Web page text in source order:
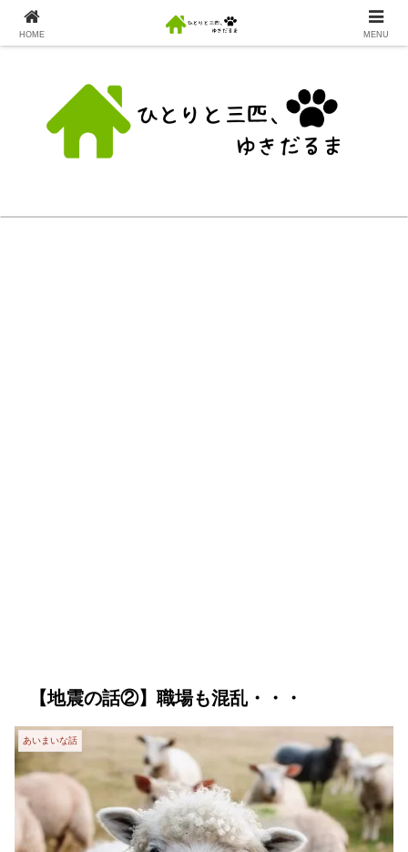
【地震の話②】職場も混乱・・・
あいまいな話
HOME MENU